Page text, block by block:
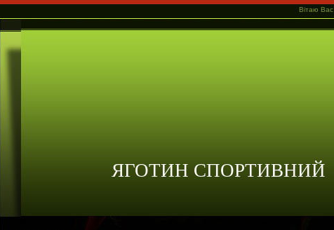
Вітаю Вас
ЯГОТИН СПОРТИВНИЙ